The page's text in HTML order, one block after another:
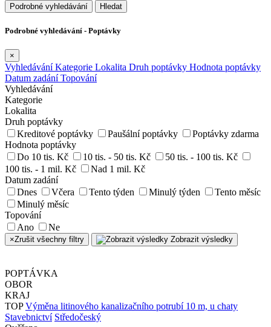
Podrobné vyhledávání Hledat
Podrobné vyhledávání - Poptávky
×
Vyhledávání Kategorie Lokalita Druh poptávky Hodnota poptávky
Datum zadání Topování
Vyhledávání
Kategorie
Lokalita
Druh poptávky
Kreditové poptávky
Paušální poptávky
Poptávky zdarma
Hodnota poptávky
Do 10 tis. Kč
10 tis. - 50 tis. Kč
50 tis. - 100 tis. Kč
100 tis. - 1 mil. Kč
Nad 1 mil. Kč
Datum zadání
Dnes
Včera Tento týden Minulý týden
Tento měsíc
Minulý měsíc
Topování
Ano
Ne
×Zrušit všechny filtry Zobrazit výsledky
POPTÁVKA
OBOR
KRAJ
TOP Výměna litinového kanalizačního potrubí 10 m, u chaty
Stavebnictví Středočeský